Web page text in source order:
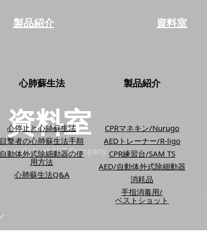
製品紹介 資料室
心肺蘇生法
心停止と心肺蘇生法
目撃者の心肺蘇生法手順
自動体外式除細動器の使
用方法
心肺蘇生法Q&A
製品紹介
CPRマネキン/Nurugo
AEDトレーナー/R-ligo
CPR練習台/SAM TS
AED/自動体外式除細動器
消耗品
手指消毒用/
ベストショット
資料室
Korea’s best AED Company